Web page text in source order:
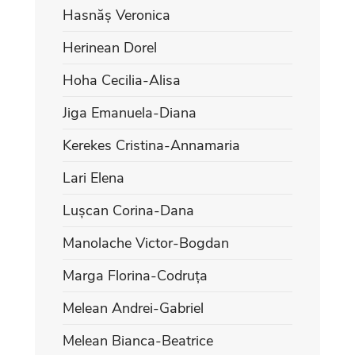
Hasnăș Veronica
Herinean Dorel
Hoha Cecilia-Alisa
Jiga Emanuela-Diana
Kerekes Cristina-Annamaria
Lari Elena
Lușcan Corina-Dana
Manolache Victor-Bogdan
Marga Florina-Codruța
Melean Andrei-Gabriel
Melean Bianca-Beatrice